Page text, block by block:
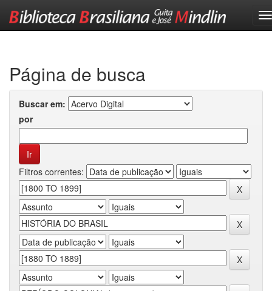
Página de busca
Buscar em:
por
Filtros correntes: